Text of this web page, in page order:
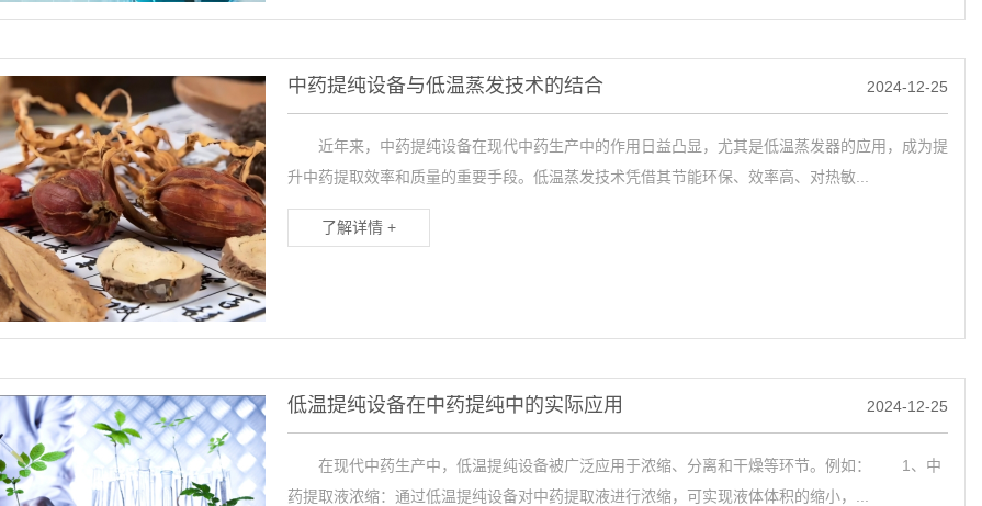
中药提纯设备与低温蒸发技术的结合 2024-12-25
近年来，中药提纯设备在现代中药生产中的作用日益凸显，尤其是低温蒸发器的应用，成为提
升中药提取效率和质量的重要手段。低温蒸发技术凭借其节能环保、效率高、对热敏...
了解详情 +
低温提纯设备在中药提纯中的实际应用 2024-12-25
在现代中药生产中，低温提纯设备被广泛应用于浓缩、分离和干燥等环节。例如： 1、中
药提取液浓缩：通过低温提纯设备对中药提取液进行浓缩，可实现液体体积的缩小，...